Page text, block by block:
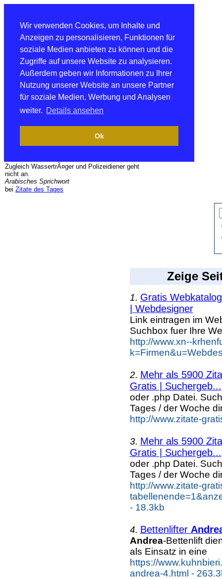
Wir verwenden Cookies, um Inhalte und
Anzeigen zu personalisieren, Funktionen für
soziale Medien anbieten zu können und die
Zugriffe auf unsere Website zu analysieren.
Außerdem geben wir Informationen zu Ihrer
Nutzung unserer Website an unsere Partner
für soziale Medien, Werbung und Analysen
weiter. Details ansehen
Ok
Zugleich WassertrÃ¤ger und Polizeidiener geht
nicht an.
Arabisches Sprichwort
bei Zitate des Tages
Zeige
1. Gratis
| Webdesigner
Link eintragen im
Suchbox fuer Ihre
http://www.xn--
2. Mehr als 5900
Gratis | Suchergeb...
oder .php Datei.
Tages / der Woche
http://www.zitate-
3. Mehr als 5900
Gratis | Suchergeb...
oder .php Datei.
Tages / der Woche
http://www.zitate-
- 18.3kb
4. Bettenlifter
Andrea-Bettenlift
als Einsatz in eine
https://
andrea-4.html -